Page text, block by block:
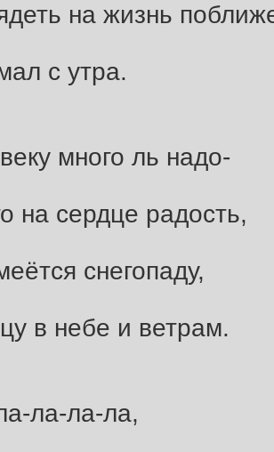
на жизнь
с утра.
много ль надо-
на сердце радость,
снегопаду,
в небе и ветрам.
ла-ла-ла,